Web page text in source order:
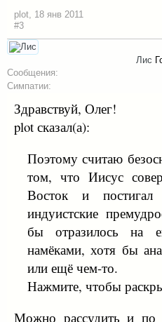
plot, 18 янв 2011
#3
Лис
Сообщения:
Симпатии:
Здравствуй, Олег!
plot сказал(а):
Поэтому считаю
том, что Иисус
Восток и
индуистские
бы отразилось на
намёками, хотя бы
или ещё чем-то.
Нажмите, чтобы
Можно рассудить и